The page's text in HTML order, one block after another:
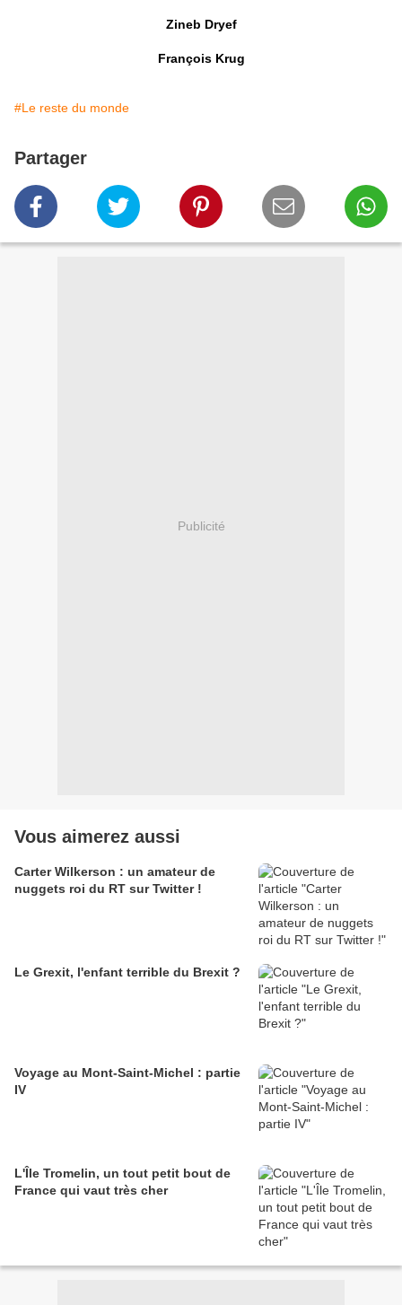
Zineb Dryef
François Krug
#Le reste du monde
Partager
Publicité
Vous aimerez aussi
Carter Wilkerson : un amateur de
nuggets roi du RT sur Twitter !
Le Grexit, l'enfant terrible du Brexit ?
Voyage au Mont-Saint-Michel : partie
IV
L'Île Tromelin, un tout petit bout de
France qui vaut très cher